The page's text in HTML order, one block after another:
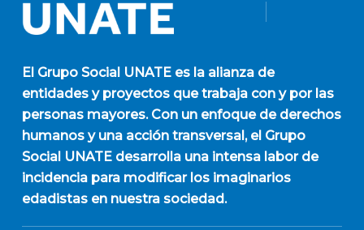
El Grupo Social UNATEes la alianza de
entidades y proyectos que trabaja con y por las
personas mayores. Con un enfoque de derechos
humanos y una acción transversal, el Grupo
Social UNATE desarrolla una intensa labor de
incidencia para modificar los imaginarios
edadistas en nuestra sociedad.